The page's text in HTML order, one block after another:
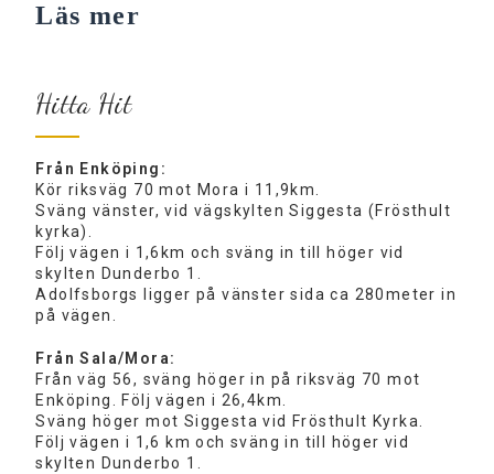
Läs mer
Hitta Hit
Från Enköping:
Kör riksväg 70 mot Mora i 11,9km.
Sväng vänster, vid vägskylten Siggesta (Frösthult
kyrka).
Följ vägen i 1,6km och sväng in till höger vid
skylten Dunderbo 1.
Adolfsborgs ligger på vänster sida ca 280meter in
på vägen.
Från Sala/Mora:
Från väg 56, sväng höger in på riksväg 70 mot
Enköping. Följ vägen i 26,4km.
Sväng höger mot Siggesta vid Frösthult Kyrka.
Följ vägen i 1,6 km och sväng in till höger vid
skylten Dunderbo 1.